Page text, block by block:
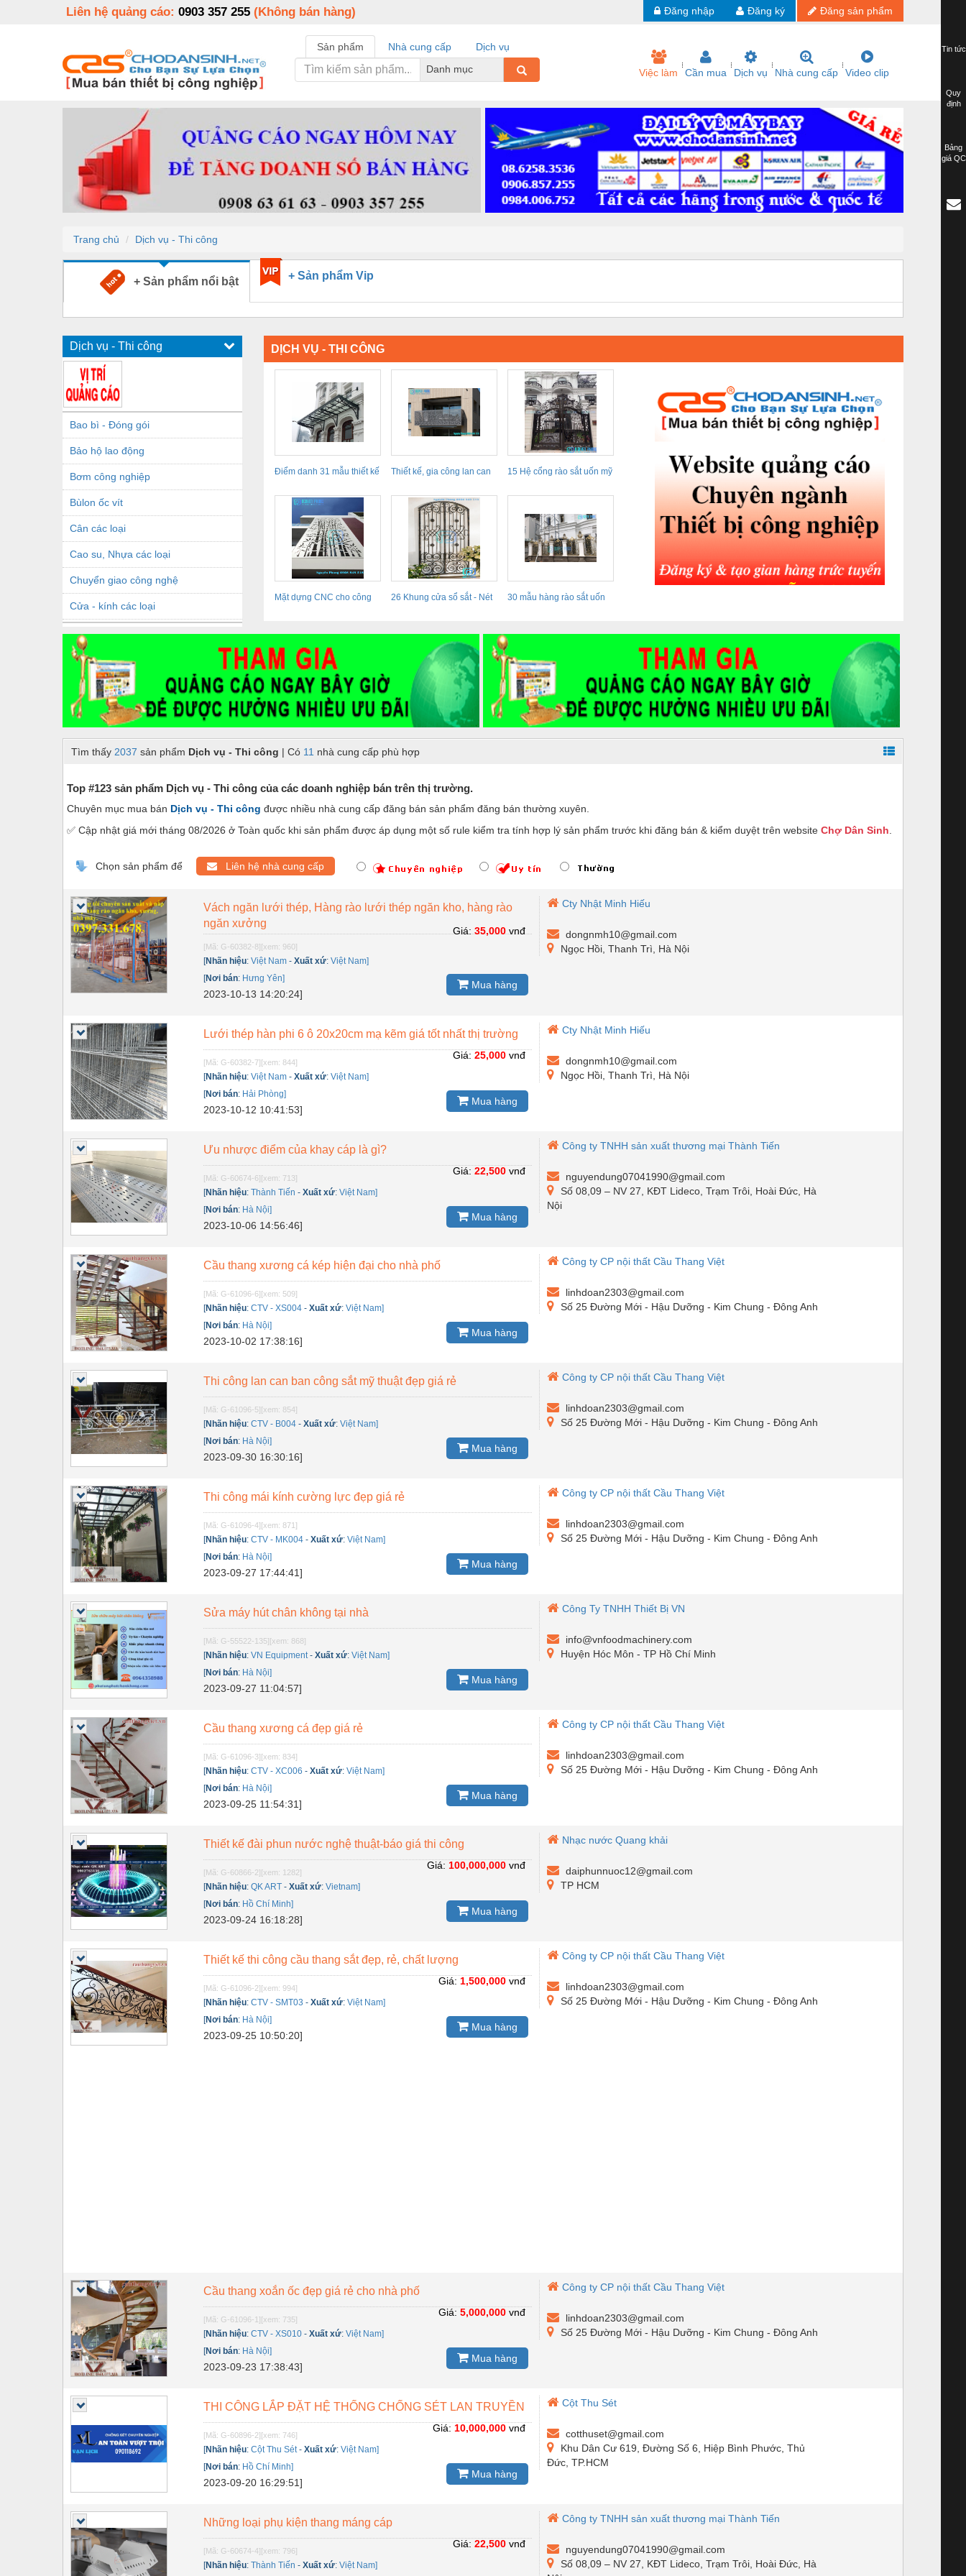
Liên hệ quảng cáo: 0903 357 255 (Không bán hàng) Đăng sản phẩm
Đăng ký
Đăng nhập
Sản phẩm Nhà cung cấp
Dịch vụ
Danh mục
Việc làm Cần mua Dịch vụ Nhà cung cấp Video clip
Trang chủ Dịch vụ - Thi công
+ Sản phẩm nổi bật + Sản phẩm Vip
Dịch vụ - Thi công
Bao bì - Đóng gói
Bảo hộ lao động
Bơm công nghiệp
Bùlon ốc vít
Cân các loại
Cao su, Nhựa các loại
Chuyển giao công nghệ
Cửa - kính các loại
Dầu khí - Thiết bị
Dây chuyền sản xuất
Dệt may - Thiết bị
Dầu mỡ công nghiệp
Điện công nghiệp
Điện gia dụng
Điện Lạnh
Đóng tàu Thiết bị
Đúc chính xác Thiết bị
Dụng cụ cắt gọt
Dụng cụ điện
Dụng cụ đo
Gỗ - Trang thiết bị
Hóa chất-Trang thiết bị
Kệ công nghiệp
Khí nén - Thiết bị
Khuôn mẫu - Phụ tùng
Lọc công nghiệp
Máy công cụ - Phụ tùng
Mỏ - Trang thiết bị
Mô tơ - Hộp số
Môi trường - Thiết bị
Nâng hạ - Trang thiết bị
Nội - Ngoại thất - văn phòng
Nồi hơi - Trang thiết bị
Nước-Vật tư thiết bị
Phốt cơ khí
Sắt, thép, inox các loại
Thiết bị chiếu sáng
Thiết bị chống sét
Thiết bị an ninh
Thiết bị công nghiệp
Thiết bị điện
Thiết bị giáo dục
Thiết bị khác
Thiết bị làm sạch
Thiết bị sơn - Sơn
Thiết bị nhà bếp
Thiết bị nhiệt
Thiêt bị PCCC
Thiết bị văn phòng
Thiết bị viễn thông
Thủy lực-Thiết bị
Tự động hoá
Van - Co các loại
Vật liệu mài mòn
Vật liệu xây dựng
DỊCH VỤ - THI CÔNG
Điểm danh 31 mẫu thiết kế
Thiết kế, gia công lan can
15 Hệ cổng rào sắt uốn mỹ
Mặt dựng CNC cho công
26 Khung cửa sổ sắt - Nét
30 mẫu hàng rào sắt uốn
Tìm thấy 2037 sản phẩm Dịch vụ - Thi công | Có 11 nhà cung cấp phù hợp
Top #123 sản phẩm Dịch vụ - Thi công của các doanh nghiệp bán trên thị trường.
Chuyên mục mua bán Dịch vụ - Thi công được nhiều nhà cung cấp đăng bán sản phẩm đăng bán thường xuyên.
✅ Cập nhật giá mới tháng 08/2026 ở Toàn quốc khi sản phẩm được áp dụng một số rule kiểm tra tính hợp lý sản phẩm trước khi đăng bán & kiểm duyệt trên website Chợ Dân Sinh
Chọn sản phẩm để Liên hệ nhà cung cấp
Vách ngăn lưới thép, Hàng rào lưới thép ngăn kho, hàng rào
ngăn xưởng
[Mã: G-60382-8][xem: 960]
[Nhãn hiệu:Việt Nam -Xuất xứ:Việt Nam]
[Nơi bán: Hưng Yên]
2023-10-13 14:20:24]
Giá: 35,000vnđ
Mua hàng
Cty Nhật Minh Hiếu
dongnmh10@gmail.com
Ngọc Hồi, Thanh Trì, Hà Nội
Lưới thép hàn phi 6 ô 20x20cm mạ kẽm giá tốt nhất thị trường
[Mã: G-60382-7][xem: 844]
[Nhãn hiệu:Việt Nam -Xuất xứ:Việt Nam]
[Nơi bán: Hải Phòng]
2023-10-12 10:41:53]
Giá: 25,000vnđ
Mua hàng
Cty Nhật Minh Hiếu
dongnmh10@gmail.com
Ngọc Hồi, Thanh Trì, Hà Nội
Ưu nhược điểm của khay cáp là gì?
[Mã: G-60674-6][xem: 713]
[Nhãn hiệu:Thành Tiến -Xuất xứ:Việt Nam]
[Nơi bán: Hà Nội]
2023-10-06 14:56:46]
Giá: 22,500vnđ
Mua hàng
Công ty TNHH sản xuất thương mại Thành Tiến
nguyendung07041990@gmail.com
Số 08,09 – NV 27, KĐT Lideco, Trạm Trôi, Hoài Đức, Hà
Nội
Cầu thang xương cá kép hiện đại cho nhà phố
[Mã: G-61096-6][xem: 509]
[Nhãn hiệu:CTV - XS004 -Xuất xứ:Việt Nam]
[Nơi bán: Hà Nội]
2023-10-02 17:38:16]
Mua hàng
Công ty CP nội thất Cầu Thang Việt
linhdoan2303@gmail.com
Số 25 Đường Mới - Hậu Dưỡng - Kim Chung - Đông Anh
Thi công lan can ban công sắt mỹ thuật đẹp giá rẻ
[Mã: G-61096-5][xem: 854]
[Nhãn hiệu:CTV - B004 -Xuất xứ:Việt Nam]
[Nơi bán: Hà Nội]
2023-09-30 16:30:16]
Mua hàng
Công ty CP nội thất Cầu Thang Việt
linhdoan2303@gmail.com
Số 25 Đường Mới - Hậu Dưỡng - Kim Chung - Đông Anh
Thi công mái kính cường lực đẹp giá rẻ
[Mã: G-61096-4][xem: 871]
[Nhãn hiệu:CTV - MK004 -Xuất xứ:Việt Nam]
[Nơi bán: Hà Nội]
2023-09-27 17:44:41]
Mua hàng
Công ty CP nội thất Cầu Thang Việt
linhdoan2303@gmail.com
Số 25 Đường Mới - Hậu Dưỡng - Kim Chung - Đông Anh
Sửa máy hút chân không tại nhà
[Mã: G-55522-135][xem: 868]
[Nhãn hiệu:VN Equipment -Xuất xứ:Việt Nam]
[Nơi bán: Hà Nội]
2023-09-27 11:04:57]
Mua hàng
Công Ty TNHH Thiết Bị VN
info@vnfoodmachinery.com
Huyện Hóc Môn - TP Hồ Chí Minh
Cầu thang xương cá đẹp giá rẻ
[Mã: G-61096-3][xem: 834]
[Nhãn hiệu:CTV - XC006 -Xuất xứ:Việt Nam]
[Nơi bán: Hà Nội]
2023-09-25 11:54:31]
Mua hàng
Công ty CP nội thất Cầu Thang Việt
linhdoan2303@gmail.com
Số 25 Đường Mới - Hậu Dưỡng - Kim Chung - Đông Anh
Thiết kế đài phun nước nghệ thuật-báo giá thi công
[Mã: G-60866-2][xem: 1282]
[Nhãn hiệu:QK ART -Xuất xứ:Vietnam]
[Nơi bán: Hồ Chí Minh]
2023-09-24 16:18:28]
Giá: 100,000,000vnđ
Mua hàng
Nhạc nước Quang khải
daiphunnuoc12@gmail.com
TP HCM
Thiết kế thi công cầu thang sắt đẹp, rẻ, chất lượng
[Mã: G-61096-2][xem: 994]
[Nhãn hiệu:CTV - SMT03 -Xuất xứ:Việt Nam]
[Nơi bán: Hà Nội]
2023-09-25 10:50:20]
Giá: 1,500,000vnđ
Mua hàng
Công ty CP nội thất Cầu Thang Việt
linhdoan2303@gmail.com
Số 25 Đường Mới - Hậu Dưỡng - Kim Chung - Đông Anh
Cầu thang xoắn ốc đẹp giá rẻ cho nhà phố
[Mã: G-61096-1][xem: 735]
[Nhãn hiệu:CTV - XS010 -Xuất xứ:Việt Nam]
[Nơi bán: Hà Nội]
2023-09-23 17:38:43]
Giá: 5,000,000vnđ
Mua hàng
Công ty CP nội thất Cầu Thang Việt
linhdoan2303@gmail.com
Số 25 Đường Mới - Hậu Dưỡng - Kim Chung - Đông Anh
THI CÔNG LẮP ĐẶT HỆ THỐNG CHỐNG SÉT LAN TRUYỀN
[Mã: G-60896-2][xem: 746]
[Nhãn hiệu:Cột Thu Sét -Xuất xứ:Việt Nam]
[Nơi bán: Hồ Chí Minh]
2023-09-20 16:29:51]
Giá: 10,000,000vnđ
Mua hàng
Cột Thu Sét
cotthuset@gmail.com
Khu Dân Cư 619, Đường Số 6, Hiệp Bình Phước, Thủ
Đức, TP.HCM
Những loại phụ kiện thang máng cáp
[Mã: G-60674-4][xem: 796]
[Nhãn hiệu:Thành Tiến -Xuất xứ:Việt Nam]
Giá: 22,500vnđ
Công ty TNHH sản xuất thương mại Thành Tiến
nguyendung07041990@gmail.com
Số 08,09 – NV 27, KĐT Lideco, Trạm Trôi, Hoài Đức, Hà
Tin tức
Quy
định
Bảng
giá QC